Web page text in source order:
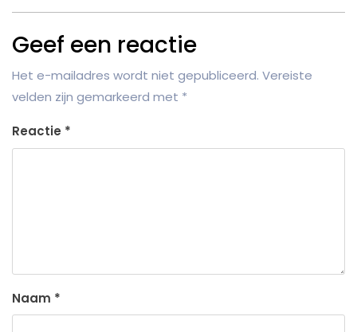
Geef een reactie
Het e-mailadres wordt niet gepubliceerd. Vereiste
velden zijn gemarkeerd met *
Reactie *
Naam *